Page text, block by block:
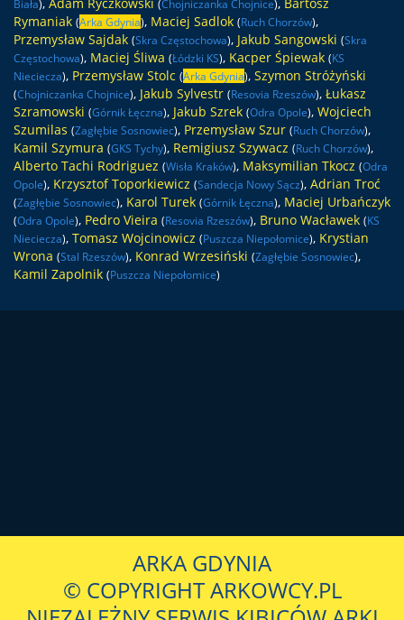
Biała) (Chojniczanka Chojnice)
Rymaniak (Arka Gdynia), Maciej Sadlok (Ruch Chorzów),
Przemysław Sajdak (Skra Częstochowa), Jakub Sangowski (Skra
Częstochowa), Maciej Śliwa (Łódzki KS), Kacper Śpiewak (KS
Nieciecza), Przemysław Stolc (Arka Gdynia), Szymon Stróżyński
(Chojniczanka Chojnice), Jakub Sylvestr (Resovia Rzeszów), Łukasz
Szramowski (Górnik Łęczna), Jakub Szrek (Odra Opole), Wojciech
Szumilas (Zagłębie Sosnowiec), Przemysław Szur (Ruch Chorzów),
Kamil Szymura (GKS Tychy), Remigiusz Szywacz (Ruch Chorzów),
Alberto Tachi Rodriguez (Wisła Kraków), Maksymilian Tkocz (Odra
Opole), Krzysztof Toporkiewicz (Sandecja Nowy Sącz), Adrian Troć
(Zagłębie Sosnowiec), Karol Turek (Górnik Łęczna), Maciej Urbańczyk
(Odra Opole), Pedro Vieira (Resovia Rzeszów), Bruno Wacławek (KS
Nieciecza), Tomasz Wojcinowicz (Puszcza Niepołomice), Krystian
Wrona (Stal Rzeszów), Konrad Wrzesiński (Zagłębie Sosnowiec),
Kamil Zapolnik (Puszcza Niepołomice)
ARKA GDYNIA
© COPYRIGHT ARKOWCY.PL